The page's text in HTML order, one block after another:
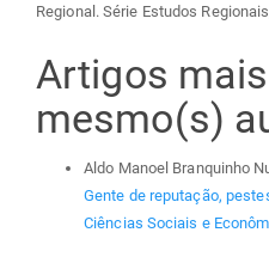
Regional. Série Estudos
Artigos
mesmo(s)
Aldo Manoel Branquinho
Gente de reputação,
Ciências Sociais e